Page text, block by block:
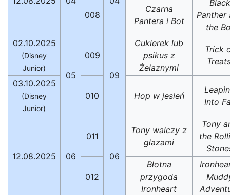
008
Czarna
Pantera i Bot
Black
Panther
the
02.10.2025
(Disney
Junior)
05
009
09
Cukierek lub
psikus z
Żelaznymi
Trick
03.10.2025
(Disney
Junior)
010 Hop w jesień
Into
12.08.2025 06
011
06
Tony walczy z
głazami
Tony
the
012
Błotna
przygoda
Ironheart